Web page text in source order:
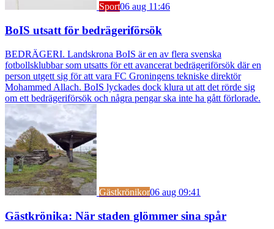
Sport06 aug 11:46
BoIS utsatt för bedrägeriförsök
BEDRÄGERI. Landskrona BoIS är en av flera svenska
fotbollsklubbar som utsatts för ett avancerat bedrägeriförsök där en
person utgett sig för att vara FC Groningens tekniske direktör
Mohammed Allach. BoIS lyckades dock klura ut att det rörde sig
om ett bedrägeriförsök och några pengar ska inte ha gått förlorade.
Gästkrönikor06 aug 09:41
Gästkrönika: När staden glömmer sina spår